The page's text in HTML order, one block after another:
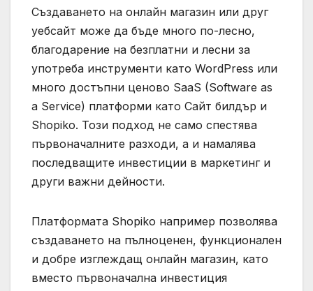
Създаването на онлайн магазин или друг
уебсайт може да бъде много по-лесно,
благодарение на безплатни и лесни за
употреба инструменти като WordPress или
много достъпни ценово SaaS (Software as
a Service) платформи като Сайт билдър и
Shopiko. Този подход не само спестява
първоначалните разходи, а и намалява
последващите инвестиции в маркетинг и
други важни дейности.
Платформата Shopiko например позволява
създаването на пълноценен, функционален
и добре изглеждащ онлайн магазин, като
вместо първоначална инвестиция